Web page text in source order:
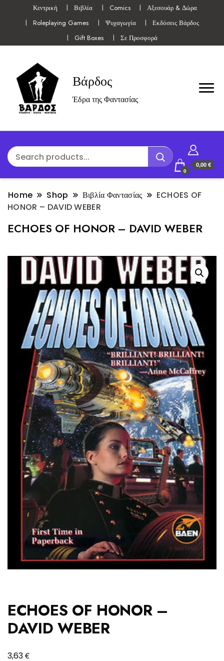
Κεντρική Βιβλία Comics
Αξεσουάρ & Δώρα
Roleplaying Games
Ψυχαγωγία
Εκδόσεις Βάρδος
Gift Boxes
Σε Προσφορά
Βάρδος
Έδρα της Φαντασίας
0
0,00 €
Home Shop Βιβλία Φαντασίας
ECHOES OF
HONOR – DAVID WEBER
ECHOES OF HONOR – DAVID WEBER
ECHOES OF HONOR –
DAVID WEBER
3,63€